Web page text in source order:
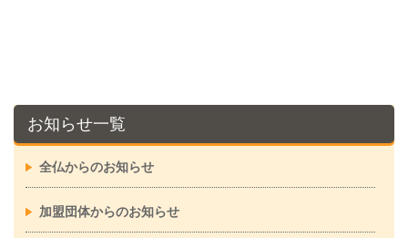
お知らせ一覧
全仏からのお知らせ
加盟団体からのお知らせ